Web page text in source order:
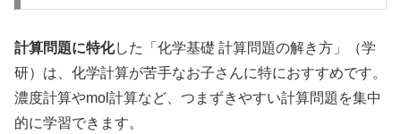
計算問題に特化した「化学基礎 計算問題の解き方」（学
研）は、化学計算が苦手なお子さんに特におすすめです。
濃度計算やmol計算など、つまずきやすい計算問題を集中
的に学習できます。